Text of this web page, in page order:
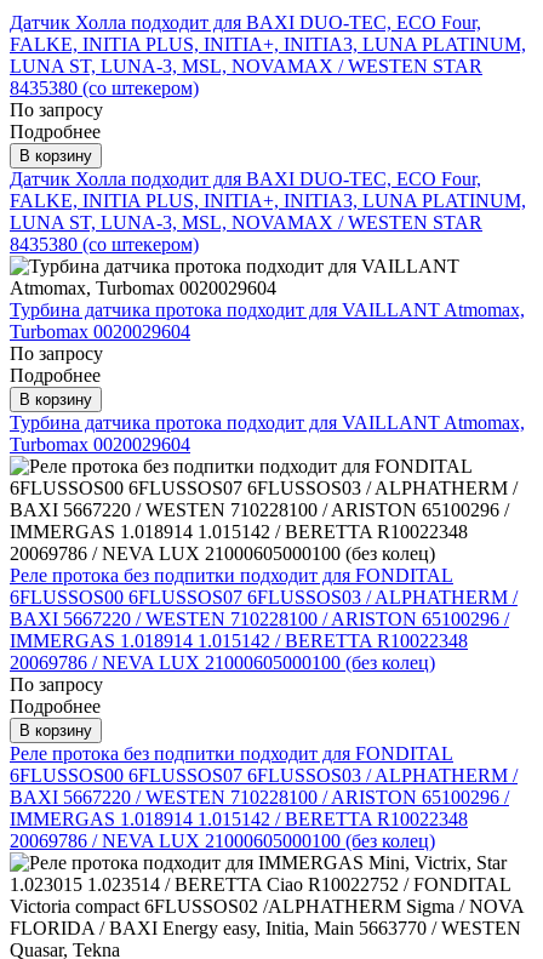
Датчик Холла подходит для BAXI DUO-TEC, ECO Four,
FALKE, INITIA PLUS, INITIA+, INITIA3, LUNA PLATINUM,
LUNA ST, LUNA-3, MSL, NOVAMAX / WESTEN STAR
8435380 (со штекером)
По запросу
Подробнее
В корзину
Датчик Холла подходит для BAXI DUO-TEC, ECO Four,
FALKE, INITIA PLUS, INITIA+, INITIA3, LUNA PLATINUM,
LUNA ST, LUNA-3, MSL, NOVAMAX / WESTEN STAR
8435380 (со штекером)
Турбина датчика протока подходит для VAILLANT Atmomax,
Turbomax 0020029604
По запросу
Подробнее
В корзину
Турбина датчика протока подходит для VAILLANT Atmomax,
Turbomax 0020029604
Реле протока без подпитки подходит для FONDITAL
6FLUSSOS00 6FLUSSOS07 6FLUSSOS03 / ALPHATHERM /
BAXI 5667220 / WESTEN 710228100 / ARISTON 65100296 /
IMMERGAS 1.018914 1.015142 / BERETTA R10022348
20069786 / NEVA LUX 21000605000100 (без колец)
По запросу
Подробнее
В корзину
Реле протока без подпитки подходит для FONDITAL
6FLUSSOS00 6FLUSSOS07 6FLUSSOS03 / ALPHATHERM /
BAXI 5667220 / WESTEN 710228100 / ARISTON 65100296 /
IMMERGAS 1.018914 1.015142 / BERETTA R10022348
20069786 / NEVA LUX 21000605000100 (без колец)